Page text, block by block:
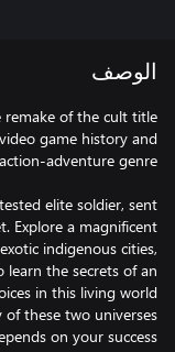
الوصف
remake of the cult title
game history and
elite soldier, sent
Explore a magnificent
indigenous cities,
learn the secrets of an
in this living world
of these two universes